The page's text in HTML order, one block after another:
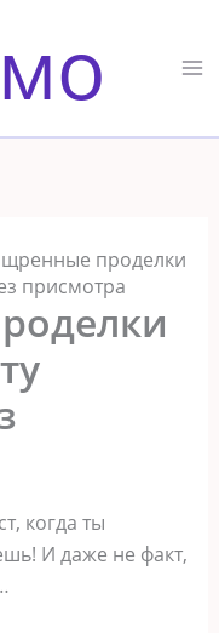
проделки
присмотра
когда ты
И даже не факт,